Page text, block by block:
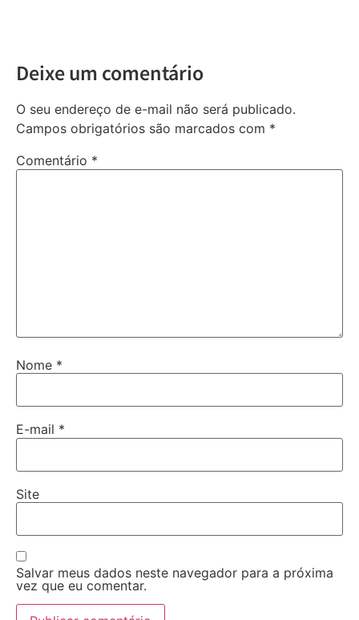
Deixe um comentário
O seu endereço de e-mail não será publicado.
Campos obrigatórios são marcados com *
Comentário *
Nome *
E-mail *
Site
Salvar meus dados neste navegador para a próxima
vez que eu comentar.